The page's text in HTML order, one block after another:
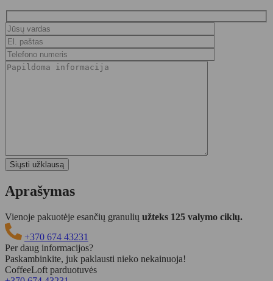
Aprašymas
Vienoje pakuotėje esančių granulių užteks 125 valymo ciklų.
+370 674 43231
Per daug informacijos?
Paskambinkite, juk paklausti nieko nekainuoja!
CoffeeLoft parduotuvės